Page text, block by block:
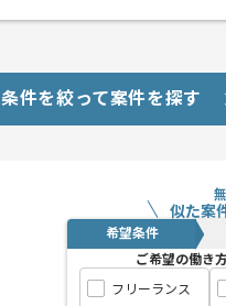
条件を絞って案件を探す
似た案
希望条件
ご希望の働き
フリーランス